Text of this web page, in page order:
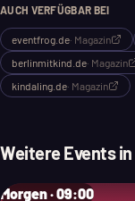
AUCH VERFÜGBAR BEI
eventfrog.de· Magazin
berlinmitkind.de· Magazin
kindaling.de· Magazin
Weitere Events in
Morgen · 09:00